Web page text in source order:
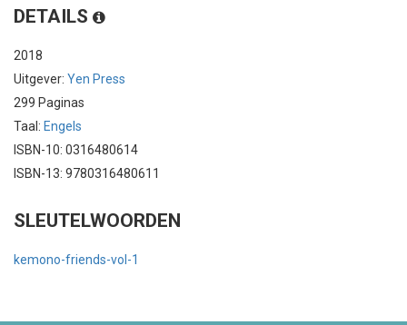
DETAILS
2018
Uitgever: Yen Press
299 Paginas
Taal: Engels
ISBN-10: 0316480614
ISBN-13: 9780316480611
SLEUTELWOORDEN
kemono-friends-vol-1